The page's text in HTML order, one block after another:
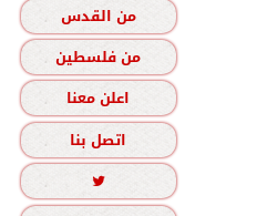
من القدس
من فلسطين
اعلن معنا
اتصل بنا
